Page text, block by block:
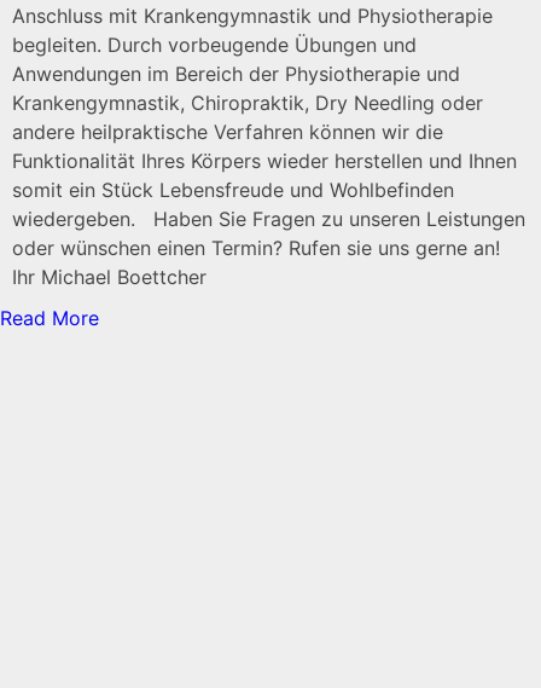
Anschluss mit Krankengymnastik und Physiotherapie
begleiten. Durch vorbeugende Übungen und
Anwendungen im Bereich der Physiotherapie und
Krankengymnastik, Chiropraktik, Dry Needling oder
andere heilpraktische Verfahren können wir die
Funktionalität Ihres Körpers wieder herstellen und Ihnen
somit ein Stück Lebensfreude und Wohlbefinden
wiedergeben. Haben Sie Fragen zu unseren Leistungen
oder wünschen einen Termin? Rufen sie uns gerne an!
Ihr Michael Boettcher
Read More